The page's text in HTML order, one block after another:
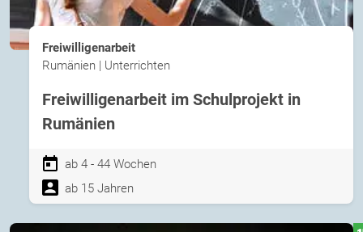
Freiwilligenarbeit
Rumänien | Unterrichten
Freiwilligenarbeit im Schulprojekt in
Rumänien
ab 4 - 44 Wochen
ab 15 Jahren